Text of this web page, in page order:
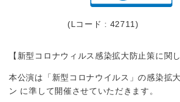
(Lコード : 42711)
【新型コロナウィルス感染拡大防止策に関し
本公演は「新型コロナウイルス」の感染拡
ン に準して開催させていただきます。